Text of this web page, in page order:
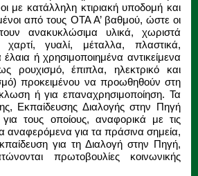
με κατάλληλη κτιριακή υποδομή και
από τους ΟΤΑ Α’ βαθμού, ώστε οι
ανακυκλώσιμα υλικά, χωριστά
γυαλί, μέταλλα, πλαστικά,
ή χρησιμοποιημένα αντικείμενα
ρουχισμό, έπιπλα, ηλεκτρικό και
προκειμένου να προωθηθούν στη
ή για επαναχρησιμοποίηση. Τα
Εκπαίδευσης Διαλογής στην Πηγή
τους οποίους, αναφορικά με τις
αναφερόμενα για τα πράσινα σημεία,
για τη Διαλογή στην Πηγή,
πρωτοβουλίες κοινωνικής